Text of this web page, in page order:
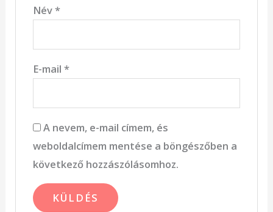
Név*
E-mail *
A nevem, e-mail címem, és
weboldalcímem mentése a böngészőben a
következő hozzászólásomhoz.